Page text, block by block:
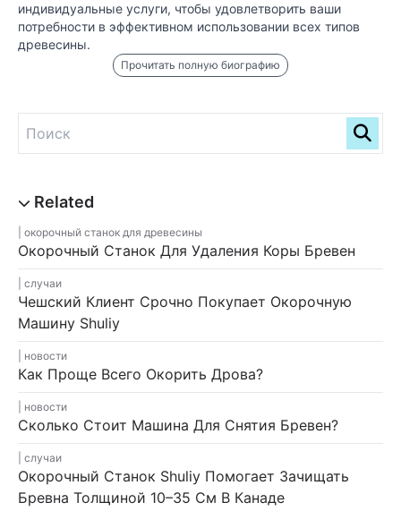
индивидуальные услуги, чтобы удовлетворить ваши
потребности в эффективном использовании всех типов
древесины.
Прочитать полную биографию
окорочный станок для древесины
Окорочный Станок Для Удаления Коры Бревен
случаи
Чешский Клиент Срочно Покупает Окорочную
Машину Shuliy
новости
Как Проще Всего Окорить Дрова?
новости
Сколько Стоит Машина Для Снятия Бревен?
случаи
Окорочный Станок Shuliy Помогает Зачищать
Бревна Толщиной 10–35 См В Канаде